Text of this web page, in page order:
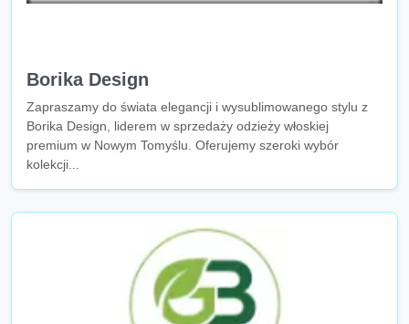
Borika Design
Zapraszamy do świata elegancji i wysublimowanego stylu z
Borika Design, liderem w sprzedaży odzieży włoskiej
premium w Nowym Tomyślu. Oferujemy szeroki wybór
kolekcji...